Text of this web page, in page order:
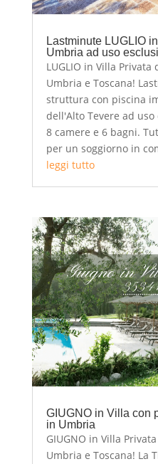
Lastminute LUGLIO
Umbria ad uso
LUGLIO in Villa
Umbria e Toscana!
struttura con piscina
dell'Alto Tevere ad
8 camere e 6 bagni.
per un soggiorno in
leggi tutto
GIUGNO in Villa con
in Umbria
GIUGNO in Villa
Umbria e Toscana! La